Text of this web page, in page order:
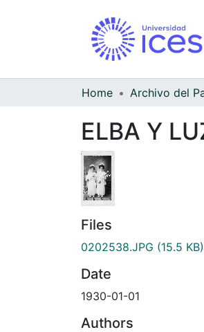
Home
ELBA Y
Files
0202538.JPG (15.5 KB)
Date
1930-01-01
Authors